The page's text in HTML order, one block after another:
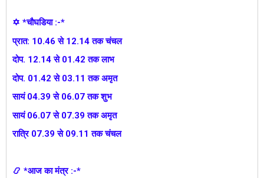
✡ *चौघडिया :-*
प्रात: 10.46 से 12.14 तक चंचल
दोप. 12.14 से 01.42 तक लाभ
दोप. 01.42 से 03.11 तक अमृत
सायं 04.39 से 06.07 तक शुभ
सायं 06.07 से 07.39 तक अमृत
रात्रि 07.39 से 09.11 तक चंचल
📿 *आज का मंत्र :-*